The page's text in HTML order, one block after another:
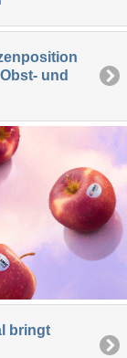
und
bringt